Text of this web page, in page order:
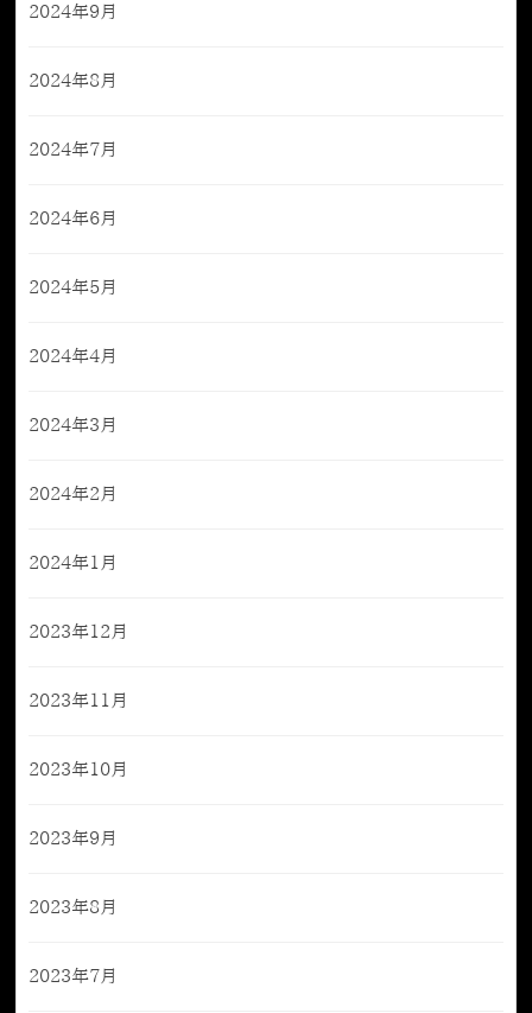
2024年9月
2024年8月
2024年7月
2024年6月
2024年5月
2024年4月
2024年3月
2024年2月
2024年1月
2023年12月
2023年11月
2023年10月
2023年9月
2023年8月
2023年7月